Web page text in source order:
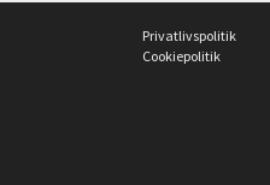
Privatlivspolitik
Cookiepolitik